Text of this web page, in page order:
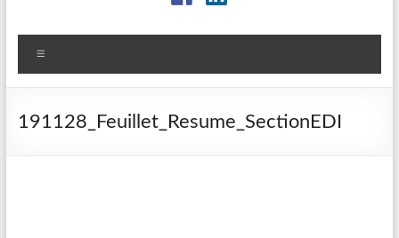
191128_Feuillet_Resume_SectionEDI